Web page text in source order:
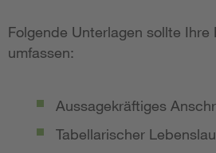
Folgende Unterlagen sollte Ihre
umfassen:
Aussagekräftiges
Tabellarischer